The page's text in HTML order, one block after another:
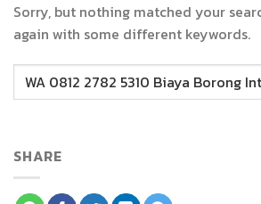
Sorry, but nothing matched your
again with some different keywords.
SHARE